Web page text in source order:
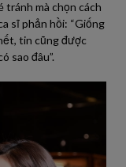
tránh mà chọn cách
sĩ phản hồi: “Giống
tin cũng được
sao đâu”.